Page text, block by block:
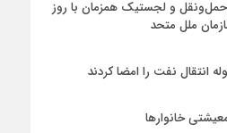
حمل‌ونقل و لجستیک همزمان با روز
ملل متحد
انتقال نفت را امضا کردند
خانوارها